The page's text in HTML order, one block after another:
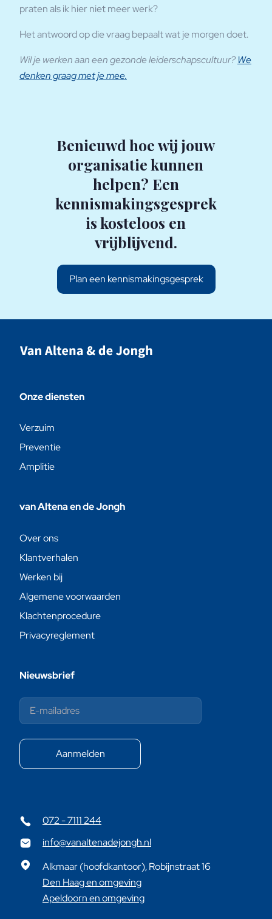
praten als ik hier niet meer werk?
Het antwoord op die vraag bepaalt wat je morgen doet.
Wil je werken aan een gezonde leiderschapscultuur?We
denken graag met je mee.
Benieuwd hoe wij jouw
organisatie kunnen
helpen? Een
kennismakingsgesprek
is kosteloos en
vrijblijvend.
Plan een kennismakingsgesprek
072 - 7111 244
info@vanaltenadejongh.nl
Alkmaar (hoofdkantoor), Robijnstraat 16
Den Haag en omgeving
Apeldoorn en omgeving
Onze diensten
Verzuim
Preventie
Amplitie
van Altena en de Jongh
Over ons
Klantverhalen
Werken bij
Algemene voorwaarden
Klachtenprocedure
Privacyreglement
Nieuwsbrief